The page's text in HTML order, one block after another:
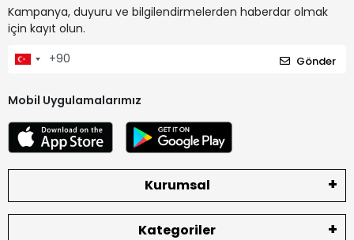
Kampanya, duyuru ve bilgilendirmelerden haberdar olmak
için kayıt olun.
Gönder
Mobil Uygulamalarımız
Kurumsal
Kategoriler